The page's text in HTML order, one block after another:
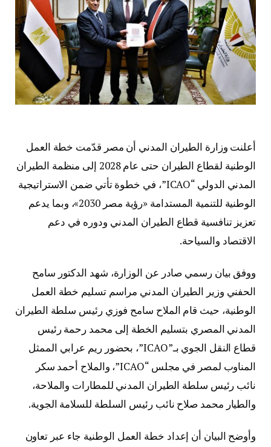
أعلنت وزارة الطيران المدني أن مصر قدّمت خطة العمل
الوطنية لقطاع الطيران حتى عام 2028 إلى منظمة الطيران
المدني الدولي “ICAO”، في خطوة تأتي ضمن الاستراتيجية
الوطنية للتنمية المستدامة «رؤية مصر 2030»، وبما يدعم
تعزيز تنافسية قطاع الطيران المدني ودوره في دعم
الاقتصاد والسياحة.
ووفق بيان رسمي صادر عن الوزارة، شهد الدكتور سامح
الحفني وزير الطيران المدني مراسم تسليم خطة العمل
الوطنية، حيث قام الملاح سامح فوزي رئيس سلطة الطيران
المدني المصري بتسليم الخطة إلى محمد رحمة رئيس
قطاع النقل الجوي بـ”ICAO”، بحضور ريم عرابي الممثل
المناوب لمصر في مجلس “ICAO”، والملاح أحمد سكر
نائب رئيس سلطة الطيران المدني للمطارات والملاحة،
والطيار محمد صلاح نائب رئيس السلطة للسلامة الجوية.
وأوضح البيان أن إعداد خطة العمل الوطنية جاء عبر تعاون